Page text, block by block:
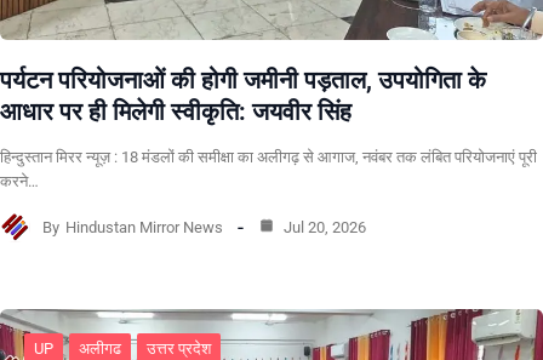
पर्यटन परियोजनाओं की होगी जमीनी पड़ताल, उपयोगिता के
आधार पर ही मिलेगी स्वीकृति: जयवीर सिंह
हिन्दुस्तान मिरर न्यूज़ : 18 मंडलों की समीक्षा का अलीगढ़ से आगाज, नवंबर तक लंबित परियोजनाएं पूरी
करने…
By Hindustan Mirror News Jul 20, 2026
UP अलीगढ उत्तर प्रदेश